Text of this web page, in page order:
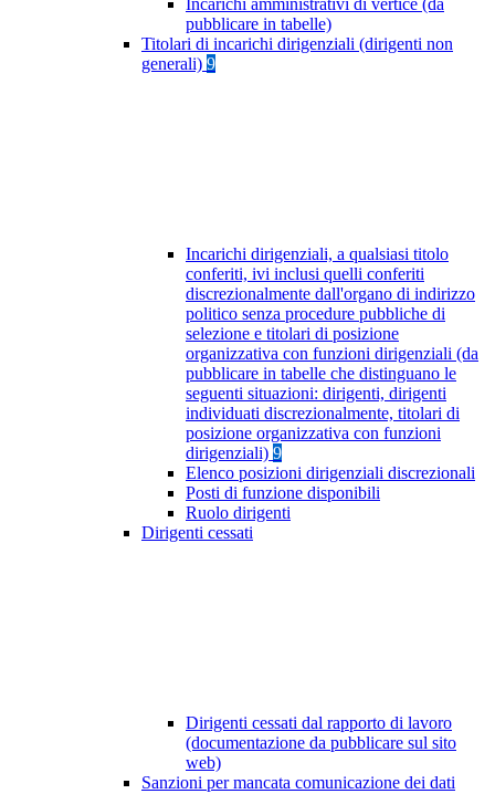
Incarichi amministrativi di vertice (da
pubblicare in tabelle)
Titolari di incarichi dirigenziali (dirigenti non
generali) 9
Incarichi dirigenziali, a qualsiasi titolo
conferiti, ivi inclusi quelli conferiti
discrezionalmente dall'organo di indirizzo
politico senza procedure pubbliche di
selezione e titolari di posizione
organizzativa con funzioni dirigenziali (da
pubblicare in tabelle che distinguano le
seguenti situazioni: dirigenti, dirigenti
individuati discrezionalmente, titolari di
posizione organizzativa con funzioni
dirigenziali) 9
Elenco posizioni dirigenziali discrezionali
Posti di funzione disponibili
Ruolo dirigenti
Dirigenti cessati
Dirigenti cessati dal rapporto di lavoro
(documentazione da pubblicare sul sito
web)
Sanzioni per mancata comunicazione dei dati